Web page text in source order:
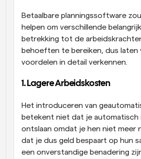
Betaalbare planningssoftware
helpen om verschillende
betrekking tot de
behoeften te bereiken, dus laten
voordelen in detail verkennen.
1. Lagere Arbeidskosten
Het introduceren van
betekent niet dat je automatisch
ontslaan omdat je hen niet meer
dat je dus geld bespaart op hun
een onverstandige benadering